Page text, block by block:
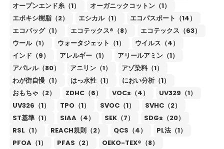
オープンエンド糸（1）
オーガニックコットン（1）
エポキシ樹脂（2）
エシカル（1）
エコパスポート（14）
エコバッグ（1）
エコテックス®（8）
エコテックス（63）
ウール（1）
ウォータジェット（1）
ウイルス（4）
インド（9）
アレルギー（1）
アリールアミン（1）
アパレル（80）
アニリン（1）
アゾ染料（1）
わが街自慢（1）
はっ水性（1）
におい分析（1）
おもちゃ（2）
ZDHC（6） VOCs（4）
UV329（1）
UV326（1）
TPO（1） SVOC（1）
SVHC（2）
ST基準（1）
SIAA（4） SEK（7）
SDGs（20）
RSL（1）
REACH規則（2） QCS（4）
PL法（1）
PFOA（1）
PFAS（2）
OEKO-TEX®（8）